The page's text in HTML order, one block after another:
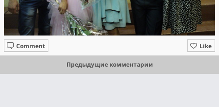
Like
Comment
Предыдущие комментарии